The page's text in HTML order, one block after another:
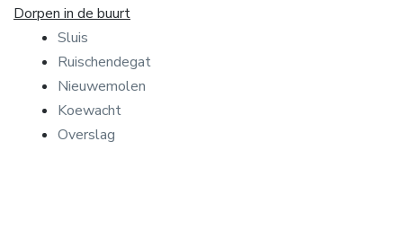
Dorpen in de buurt
Sluis
Ruischendegat
Nieuwemolen
Koewacht
Overslag